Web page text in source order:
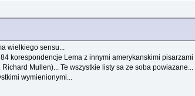
wielkiego sensu...
korespondencje Lema z innymi amerykanskimi
Mullen)... Te wszystkie listy sa ze soba powiazane...
wymienionymi...